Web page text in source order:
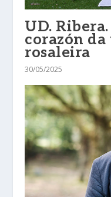
UD.
corazón
rosaleira
30/05/2025